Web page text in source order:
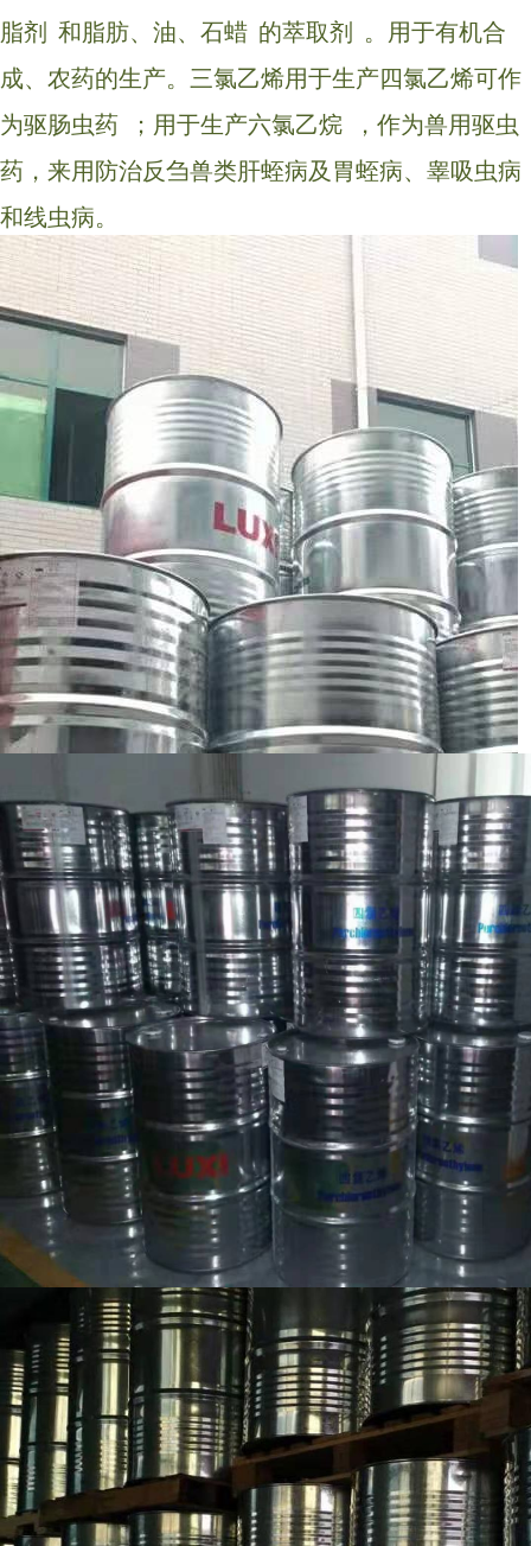
脂剂
和脂肪、油、 石蜡 的萃取剂
。用于有机合
成、农药的生产。三氯乙烯用于生产四氯乙烯可作
为驱肠虫药 ；用于生产六氯乙烷
，作为兽用驱虫
药，来用防治反刍兽类肝蛭病及胃蛭病、睾吸虫病
和线虫病。